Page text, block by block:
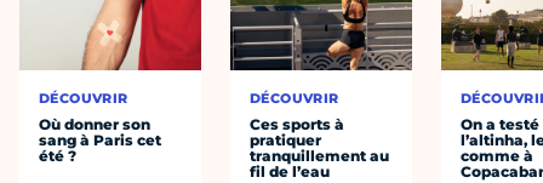
DÉCOUVRIR
Où donner son
sang à Paris cet
été ?
DÉCOUVRIR
Ces sports à
pratiquer
tranquillement au
fil de l’eau
On a testé
l’altinha,
comme à